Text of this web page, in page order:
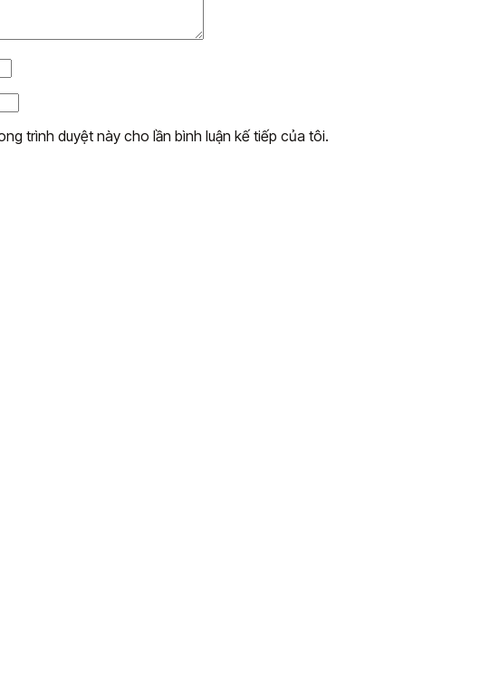
trình duyệt này cho lần bình luận kế tiếp của tôi.